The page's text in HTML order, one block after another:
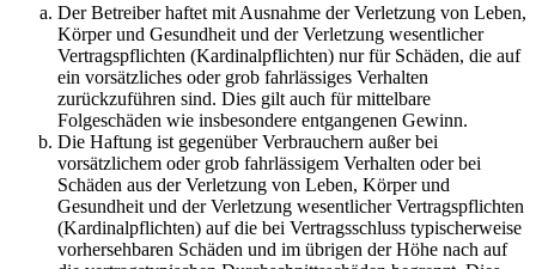
Der Betreiber haftet mit Ausnahme der Verletzung von Leben,
Körper und Gesundheit und der Verletzung wesentlicher
Vertragspflichten (Kardinalpflichten) nur für Schäden, die auf
ein vorsätzliches oder grob fahrlässiges Verhalten
zurückzuführen sind. Dies gilt auch für mittelbare
Folgeschäden wie insbesondere entgangenen Gewinn.
Die Haftung ist gegenüber Verbrauchern außer bei
vorsätzlichem oder grob fahrlässigem Verhalten oder bei
Schäden aus der Verletzung von Leben, Körper und
Gesundheit und der Verletzung wesentlicher Vertragspflichten
(Kardinalpflichten) auf die bei Vertragsschluss typischerweise
vorhersehbaren Schäden und im übrigen der Höhe nach auf